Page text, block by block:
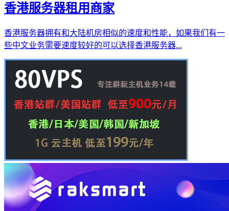
香港服务器租用商家
香港服务器拥有和大陆机房相似的速度和性能，如果我们有一
些中文业务需要速度较好的可以选择香港服务器...